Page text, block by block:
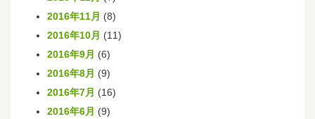
2016年11月 (8)
2016年10月 (11)
2016年9月 (6)
2016年8月 (9)
2016年7月 (16)
2016年6月 (9)